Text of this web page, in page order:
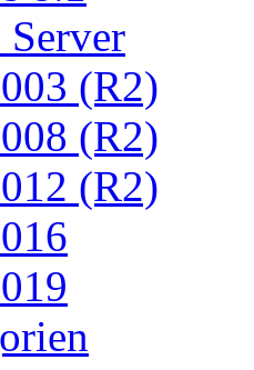
(R2)
(R2)
(R2)